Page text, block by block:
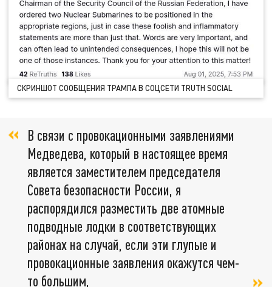
СКРИНШОТ СООБЩЕНИЯ ТРАМПА В СОЦСЕТИ TRUTH SOCIAL
В связи с провокационными заявлениями
Медведева, который в настоящее время
является заместителем председателя
Совета безопасности России, я
распорядился разместить две атомные
подводные лодки в соответствующих
районах на случай, если эти глупые и
провокационные заявления окажутся чем-
то большим,